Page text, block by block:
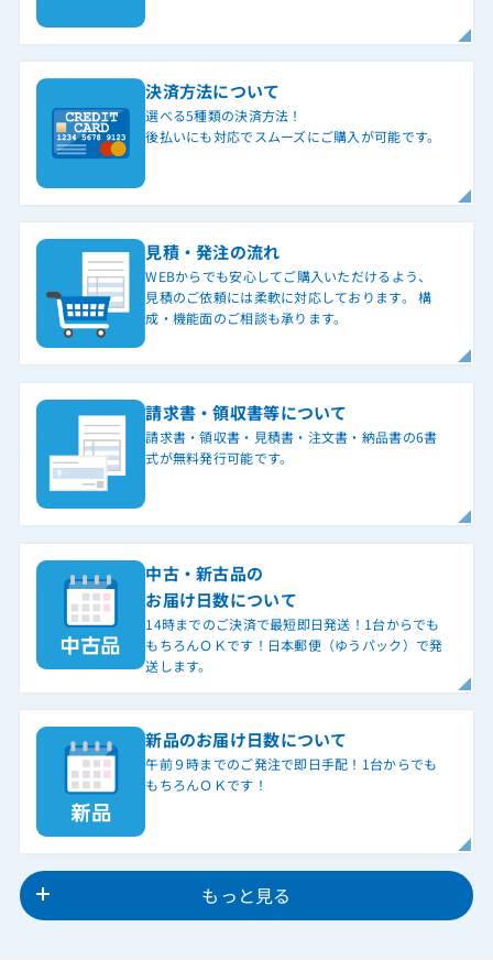
決済方法について
選べる5種類の決済方法！
後払いにも対応でスムーズにご購入が可能です。
見積・発注の流れ
WEBからでも安心してご購入いただけるよう、
見積のご依頼には柔軟に対応しております。 構
成・機能面のご相談も承ります。
請求書・領収書等について
請求書・領収書・見積書・注文書・納品書の6書
式が無料発行可能です。
中古・新古品の
お届け日数について
14時までのご決済で最短即日発送！1台からでも
もちろんＯＫです！日本郵便（ゆうパック）で発
送します。
新品のお届け日数について
午前９時までのご発注で即日手配！1台からでも
もちろんＯＫです！
もっと見る